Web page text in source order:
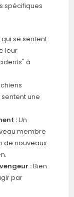
spécifiques
qui se sentent
leur
à
une
:Un
membre
de nouveaux
:Bien
par